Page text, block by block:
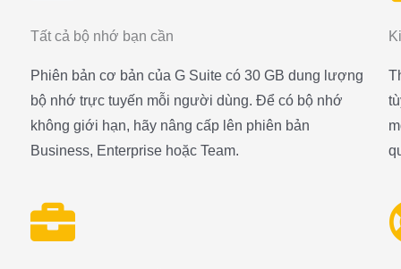
Tất cả bộ nhớ bạn cần
Phiên bản cơ bản của G Suite có 30 GB dung lượng
bộ nhớ trực tuyến mỗi người dùng. Để có bộ nhớ
không giới hạn, hãy nâng cấp lên phiên bản
Business, Enterprise hoặc Team.